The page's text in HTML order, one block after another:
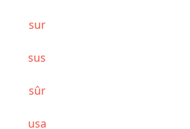
sur
sus
sûr
usa